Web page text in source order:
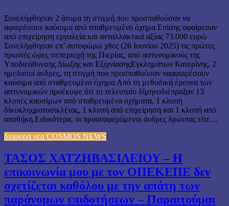
Συνελήφθησαν 2 άτομα τη στιγμή που προσπαθούσαν να
αφαιρέσουν καύσιμα από σταθμευμένο όχημα Επίσης αφαίρεσαν
από επιχείρηση εργαλεία και ανταλλακτικά αξίας 73.000 ευρώ
Συνελήφθησαν επ’ αυτοφώρω χθες (26 Ιουνίου 2025) τις πρώτες
πρωινές ώρες σεπεριοχή της Πιερίας, από αστυνομικούς της
Υποδιεύθυνσης Δίωξης και ΕξιχνίασηςΕγκλημάτων Κατερίνης, 2
ημεδαποί άνδρες, τη στιγμή που προσπαθούσαν νααφαιρέσουν
καύσιμα από σταθμευμένο όχημα.Από τη μεθοδική έρευνα των
αστυνομικών προέκυψε ότι το τελευταίο δίμηνοδιέπραξαν 13
κλοπές καυσίμων από σταθμευμένα οχήματα, 1 κλοπή
δίκυκληςμοτοσικλέτας, 1 κλοπή από επιχείρηση και 1 κλοπή από
αποθήκη.Ειδικότερα, οι προαναφερόμενοι άνδρες δρώντας είτε…
διαφορα νεα COSMOS NEWS
ΤΑΣΟΣ ΧΑΤΖΗΒΑΣΙΛΕΙΟΥ – Η
επικοινωνία μου με τον ΟΠΕΚΕΠΕ δεν
σχετίζεται καθόλου με την απάτη των
παράνομων επιδοτήσεων – Παραιτούμαι